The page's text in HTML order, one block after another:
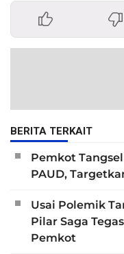
BERITA TERKAIT
Pemkot
PAUD,
Usai Polemik
Pilar Saga
Pemkot